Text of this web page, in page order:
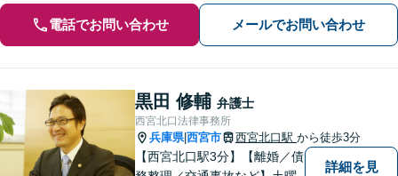
電話でお問い合わせ メールでお問い合わせ
黒田 修輔 弁護士
西宮北口法律事務所
兵庫県|西宮市 西宮北口駅 から徒歩3分
【西宮北口駅3分】【離婚／債
詳細を見